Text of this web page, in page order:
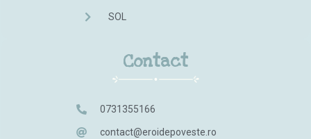
SOL
Contact
0731355166
contact@eroidepoveste.ro